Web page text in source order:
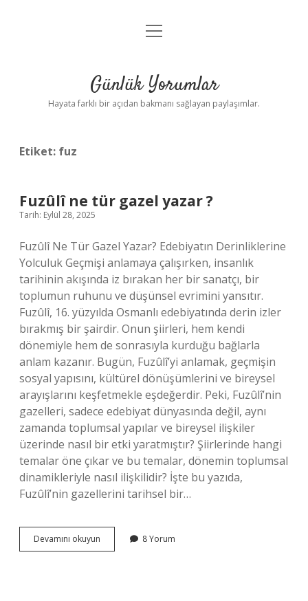
Anasayfa
Yasal Uyarı
menüyü
Günlük Yorumlar
Hayata farklı bir açıdan bakmanı sağlayan paylaşımlar.
Etiket: fuz
Fuzûlî ne tür gazel yazar ?
Tarih: Eylül 28, 2025
Fuzûlî Ne Tür Gazel Yazar? Edebiyatın Derinliklerine
Yolculuk Geçmişi anlamaya çalışırken, insanlık
tarihinin akışında iz bırakan her bir sanatçı, bir
toplumun ruhunu ve düşünsel evrimini yansıtır.
Fuzûlî, 16. yüzyılda Osmanlı edebiyatında derin izler
bırakmış bir şairdir. Onun şiirleri, hem kendi
dönemiyle hem de sonrasıyla kurduğu bağlarla
anlam kazanır. Bugün, Fuzûlî’yi anlamak, geçmişin
sosyal yapısını, kültürel dönüşümlerini ve bireysel
arayışlarını keşfetmekle eşdeğerdir. Peki, Fuzûlî’nin
gazelleri, sadece edebiyat dünyasında değil, aynı
zamanda toplumsal yapılar ve bireysel ilişkiler
üzerinde nasıl bir etki yaratmıştır? Şiirlerinde hangi
temalar öne çıkar ve bu temalar, dönemin toplumsal
dinamikleriyle nasıl ilişkilidir? İşte bu yazıda,
Fuzûlî’nin gazellerini tarihsel bir…
Devamını okuyun
ne
8 Yorum